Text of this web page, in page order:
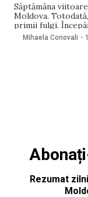
Săptămâna
Moldova.
primii fulgi.
temperaturile vor
Mihaela Conovali -
Rezumat